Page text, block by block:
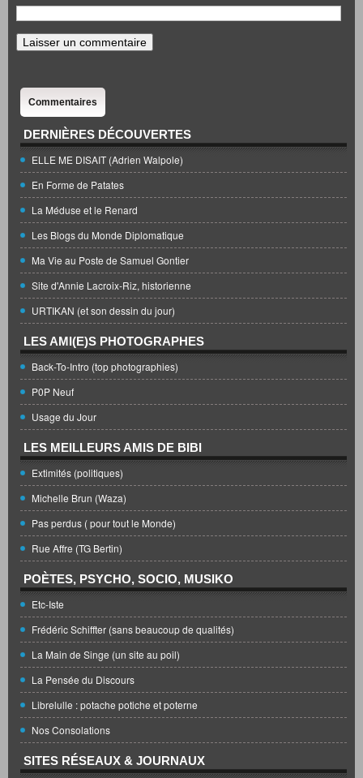
Commentaires
DERNIÈRES DÉCOUVERTES
ELLE ME DISAIT (Adrien Walpole)
En Forme de Patates
La Méduse et le Renard
Les Blogs du Monde Diplomatique
Ma Vie au Poste de Samuel Gontier
Site d'Annie Lacroix-Riz, historienne
URTIKAN (et son dessin du jour)
LES AMI(E)S PHOTOGRAPHES
Back-To-Intro (top photographies)
P0P Neuf
Usage du Jour
LES MEILLEURS AMIS DE BIBI
Extimités (politiques)
Michelle Brun (Waza)
Pas perdus ( pour tout le Monde)
Rue Affre (TG Bertin)
POÈTES, PSYCHO, SOCIO, MUSIKO
Etc-Iste
Frédéric Schiffter (sans beaucoup de qualités)
La Main de Singe (un site au poil)
La Pensée du Discours
Librelulle : potache potiche et poterne
Nos Consolations
SITES RÉSEAUX & JOURNAUX